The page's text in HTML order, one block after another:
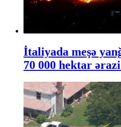
İtaliyada meşə
70 000 hektar